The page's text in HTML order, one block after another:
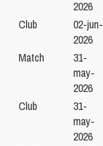
2026
Club
02-jun-
2026
Match
31-
may-
2026
Club
31-
may-
2026